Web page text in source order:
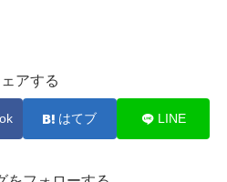
アする
はてブ LINE